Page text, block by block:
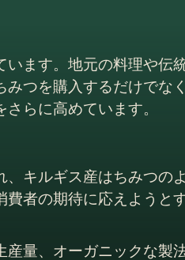
ます。地元の料理や伝
つを購入するだけでな
らに高めています。
キルギス産はちみつの
者の期待に応えようと
産量、オーガニックな製